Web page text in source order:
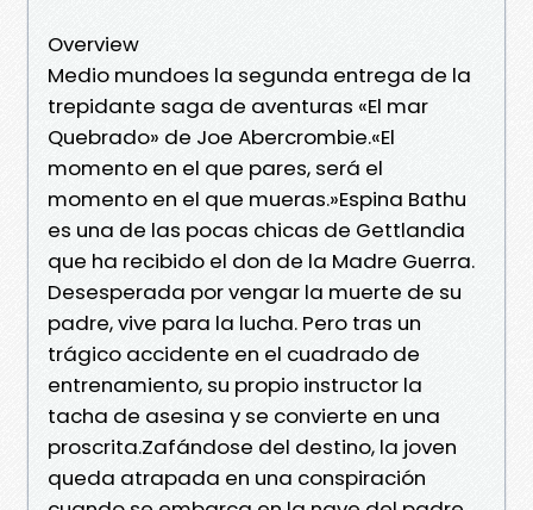
Overview
Medio mundoes la segunda entrega de la
trepidante saga de aventuras «El mar
Quebrado» de Joe Abercrombie.«El
momento en el que pares, será el
momento en el que mueras.»Espina Bathu
es una de las pocas chicas de Gettlandia
que ha recibido el don de la Madre Guerra.
Desesperada por vengar la muerte de su
padre, vive para la lucha. Pero tras un
trágico accidente en el cuadrado de
entrenamiento, su propio instructor la
tacha de asesina y se convierte en una
proscrita.Zafándose del destino, la joven
queda atrapada en una conspiración